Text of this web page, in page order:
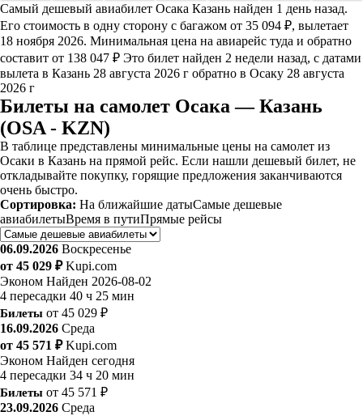
Самый дешевый авиабилет Осака Казань найден 1 день назад.
Его стоимость в одну сторону с багажом от 35 094 ₽, вылетает
18 ноября 2026. Минимальная цена на авиарейс туда и обратно
составит от 138 047 ₽ Это билет найден 2 недели назад, с датами
вылета в Казань 28 августа 2026 г обратно в Осаку 28 августа
2026 г
Билеты на самолет Осака — Казань
(OSA - KZN)
В таблице представлены минимальные цены на самолет из
Осаки в Казань на прямой рейс. Если нашли дешевый билет, не
откладывайте покупку, горящие предложения заканчиваются
очень быстро.
Сортировка: На ближайшие датыСамые дешевые
авиабилетыВремя в путиПрямые рейсы
06.09.2026 Воскресенье
от 45 029 ₽ Kupi.com
Эконом Найден 2026-08-02
4 пересадки 40 ч 25 мин
Билеты от 45 029 ₽
16.09.2026 Среда
от 45 571 ₽ Kupi.com
Эконом Найден сегодня
4 пересадки 34 ч 20 мин
Билеты от 45 571 ₽
23.09.2026 Среда